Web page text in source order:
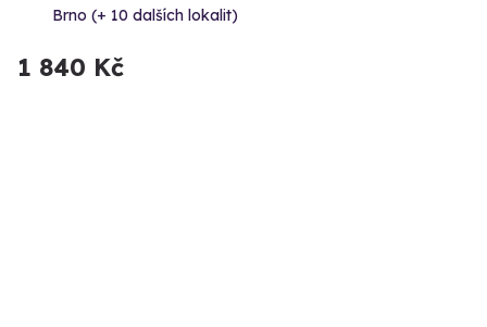
Brno (+ 10 dalších lokalit)
1 840 Kč